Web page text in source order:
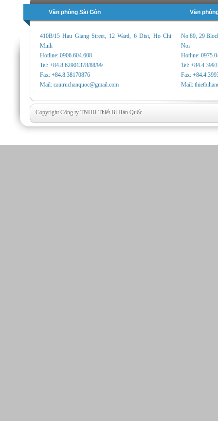
Văn phòng Sài Gòn Văn
410B/15 Hau Giang Street, 12 Ward, 6 Dist, Ho Chi
Minh
Hotline: 0906.604.608
Tel: +84.8.62901378/88/99
Fax: +84.8.38170876
Mail: cautruchanquoc@gmail.com
No 89, 29
Noi
Hotline:
Tel:
Fax:
Mail:
Copyright Công ty TNHH Thiết Bị Hàn Quốc